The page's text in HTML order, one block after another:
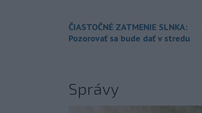
ČIASTOČNÉ ZATMENIE SLNKA:
Pozorovať sa bude dať v stredu
Správy